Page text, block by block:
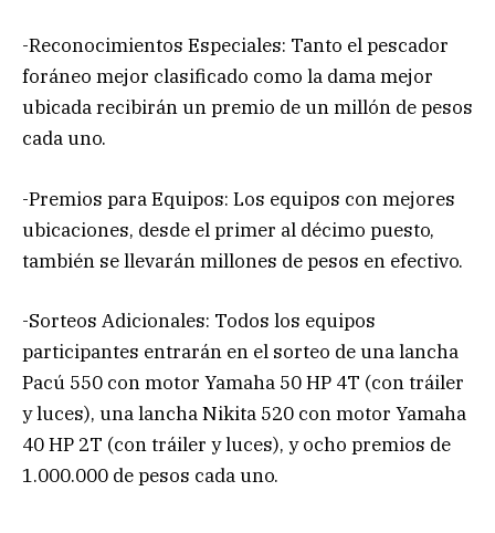
-Reconocimientos Especiales: Tanto el pescador
foráneo mejor clasificado como la dama mejor
ubicada recibirán un premio de un millón de pesos
cada uno.
-Premios para Equipos: Los equipos con mejores
ubicaciones, desde el primer al décimo puesto,
también se llevarán millones de pesos en efectivo.
-Sorteos Adicionales: Todos los equipos
participantes entrarán en el sorteo de una lancha
Pacú 550 con motor Yamaha 50 HP 4T (con tráiler
y luces), una lancha Nikita 520 con motor Yamaha
40 HP 2T (con tráiler y luces), y ocho premios de
1.000.000 de pesos cada uno.